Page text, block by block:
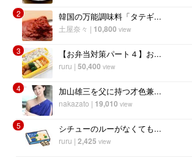
2 韓国の万能調味料「タテギ...
土屋奈々 | 10,800 view
3 【お弁当対策パート４】お...
ruru | 50,400 view
4 加山雄三を父に持つ才色兼...
nakazato | 19,010 view
5 シチューのルーがなくても...
ruru | 2,425 view